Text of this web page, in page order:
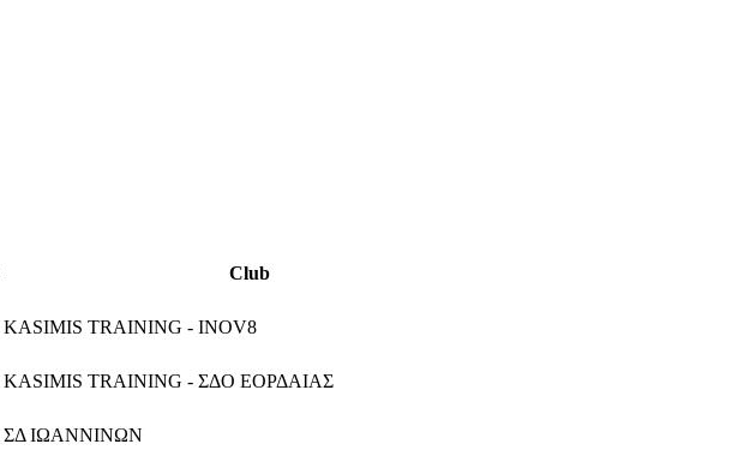
Club
KASIMIS TRAINING - INOV8
KASIMIS TRAINING - ΣΔΟ ΕΟΡΔΑΙΑΣ
ΣΔ ΙΩΑΝΝΙΝΩΝ